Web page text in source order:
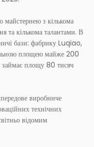
майстернею з кількома
та кількома талантами. В
бази: фабрику Luqiao,
площею майже 200
займає площу 80 тисяч
виробниче
технічних
відомим